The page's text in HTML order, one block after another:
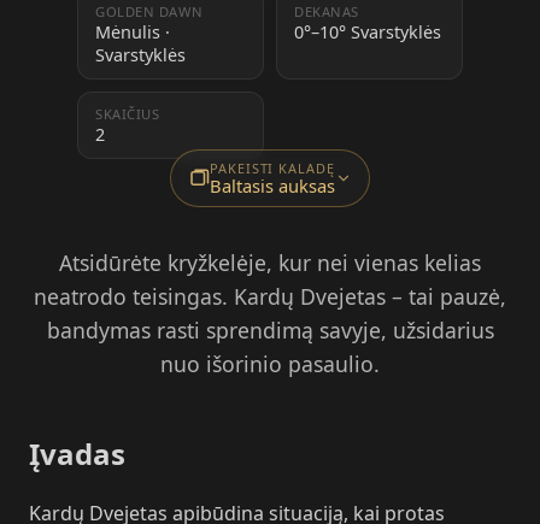
GOLDEN DAWN
Mėnulis ·
Svarstyklės
DEKANAS
0°–10° Svarstyklės
SKAIČIUS
2
PAKEISTI KALADĘ
Baltasis auksas
Atsidūrėte kryžkelėje, kur nei vienas kelias
neatrodo teisingas. Kardų Dvejetas – tai pauzė,
bandymas rasti sprendimą savyje, užsidarius
nuo išorinio pasaulio.
Įvadas
Kardų Dvejetas apibūdina situaciją, kai protas